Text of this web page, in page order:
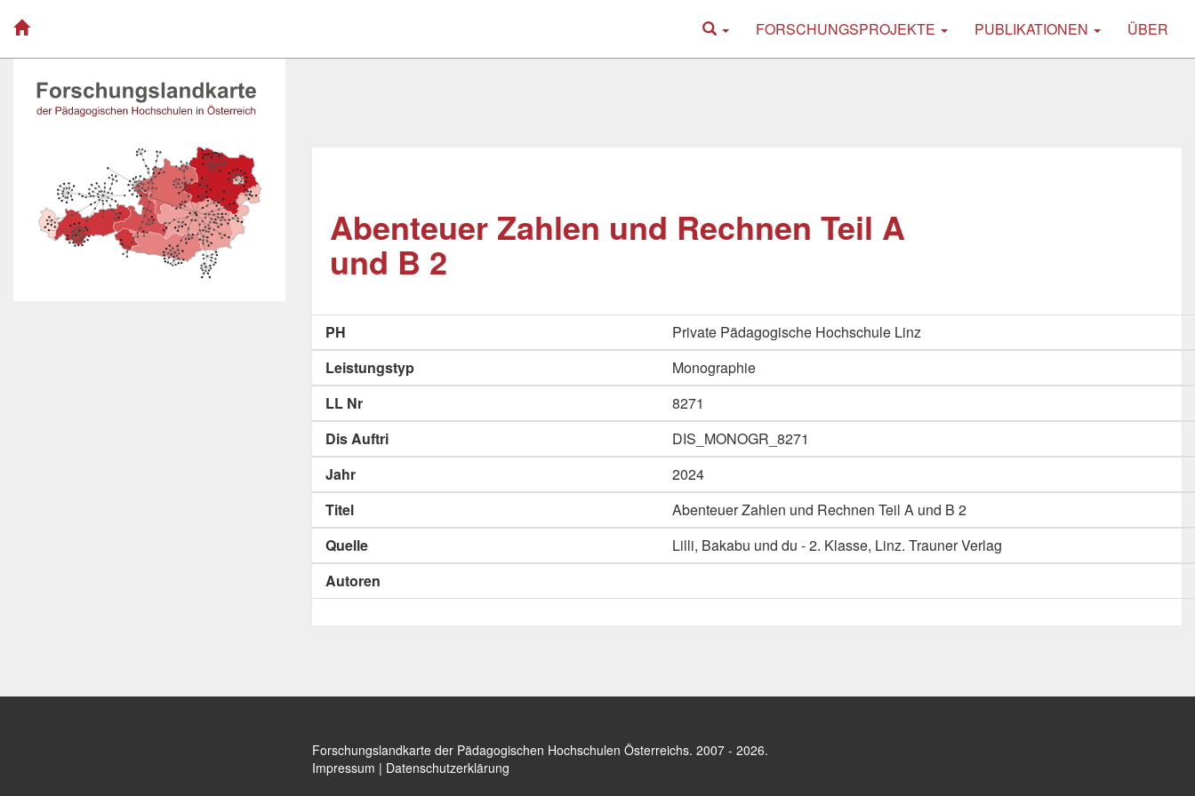
FORSCHUNGSPROJEKTE PUBLIKATIONEN ÜBER
Abenteuer Zahlen und Rechnen Teil A
und B 2
PH
Private Pädagogische Hochschule Linz
Leistungstyp
Monographie
LL Nr
8271
Dis Auftri
DIS_MONOGR_8271
Jahr
2024
Titel
Abenteuer Zahlen und Rechnen Teil A und B 2
Quelle
Lilli, Bakabu und du - 2. Klasse, Linz. Trauner Verlag
Autoren
Forschungslandkarte der Pädagogischen Hochschulen Österreichs. 2007 - 2026.
Impressum | Datenschutzerklärung